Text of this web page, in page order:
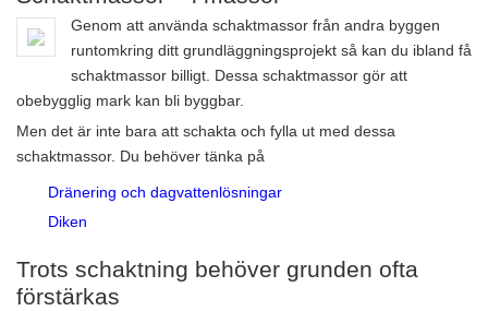
Genom att använda schaktmassor från andra byggen
runtomkring ditt grundläggningsprojekt så kan du ibland få
schaktmassor billigt. Dessa schaktmassor gör att
obebygglig mark kan bli byggbar.
Men det är inte bara att schakta och fylla ut med dessa
schaktmassor. Du behöver tänka på
Dränering och dagvattenlösningar
Diken
Trots schaktning behöver grunden ofta
förstärkas